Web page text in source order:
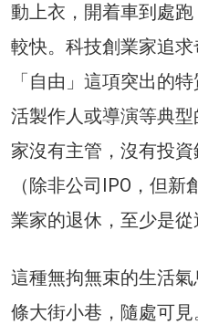
動上衣，開着車到處
較快。科技創業家追
「自由」這項突出的
活製作人或導演等典
家沒有主管，沒有投
（除非公司IPO，但
業家的退休，至少是從
這種無拘無束的生活
條大街小巷，隨處可